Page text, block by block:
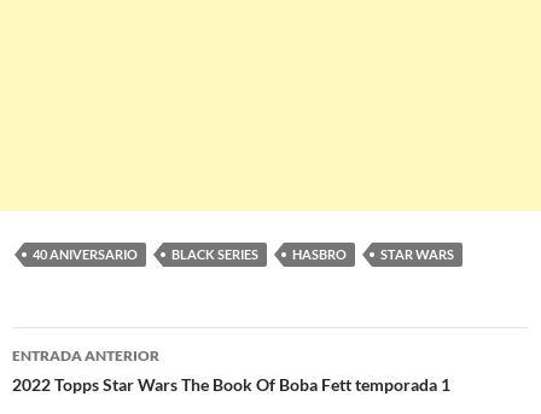
40 ANIVERSARIO BLACK SERIES HASBRO STAR WARS
Navegación
de
ENTRADA ANTERIOR
2022 Topps Star Wars The Book Of Boba Fett temporada 1